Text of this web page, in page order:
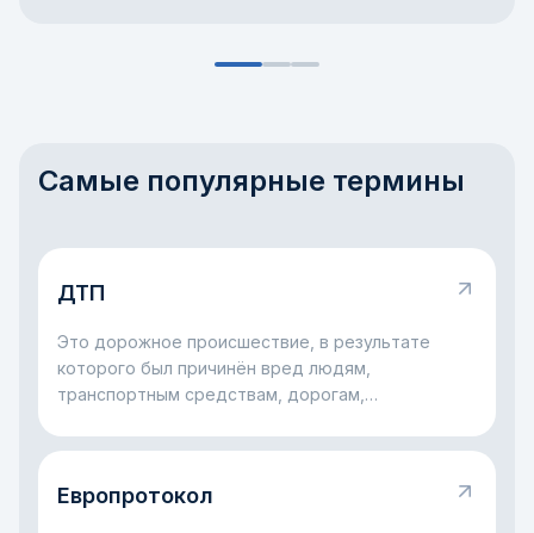
Самые популярные термины
ДТП
Это дорожное происшествие, в результате
которого был причинён вред людям,
транспортным средствам, дорогам,
Европротокол